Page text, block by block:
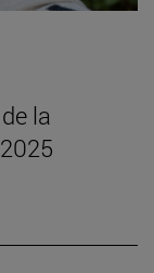
la